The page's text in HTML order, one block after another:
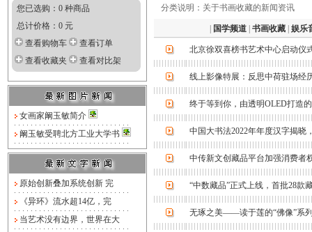
您已选购：0 种商品
总计价格：0 元
查看购物车
查看订单
查看收藏夹
查看对比架
女画家阚玉敏简介
阚玉敏受聘北方工业大学书
原始创新叠加系统创新 完
《异环》流水超14亿，完
当艺术没有边界，世界在大
分类说明：关于书画收藏的新闻资讯
国学频道 书画收藏 娱乐
北京徐双喜榜书艺术中心启动仪
线上影像特展：反思中荷驻场经
终于等到你，由透明OLED打造
中国大书法2022年年度汉字揭晓
中传新文创藏品平台加强消费者
“中数藏品”正式上线，首批28款
无琢之美——读于莲的“佛像”系